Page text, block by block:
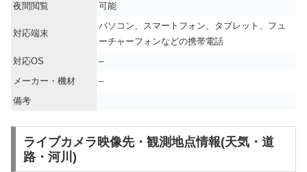
夜間閲覧
可能
対応端末
パソコン、スマートフォン、タブレット、フュ
ーチャーフォンなどの携帯電話
対応OS
–
メーカー・機材
–
備考
ライブカメラ映像先・観測地点情報(天気・道
路・河川)